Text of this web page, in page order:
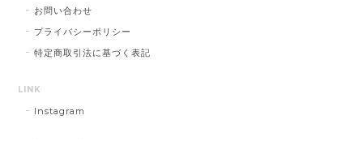
お問い合わせ
プライバシーポリシー
特定商取引法に基づく表記
LINK
Instagram